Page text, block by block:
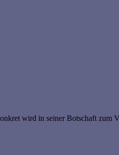
wird in seiner Botschaft zum